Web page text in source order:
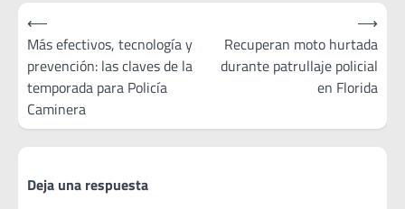
Navegación
de
entradas
⟵
Más efectivos, tecnología y
prevención: las claves de la
temporada para Policía
Caminera
Recuperan moto hurtada
durante patrullaje policial
en Florida
⟶
Deja una respuesta